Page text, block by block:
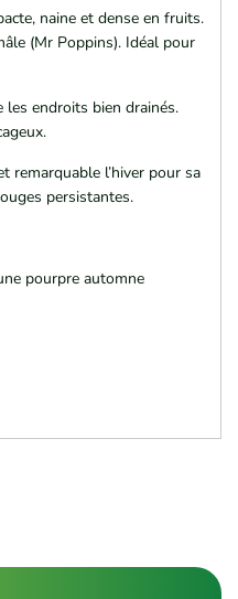
naine et dense en fruits.
(Mr Poppins). Idéal pour
les endroits bien drainés.
remarquable l’hiver pour sa
persistantes.
pourpre automne